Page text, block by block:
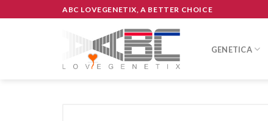
to
ABC LOVEGENETIX, A BETTER CHOICE
GENETICA